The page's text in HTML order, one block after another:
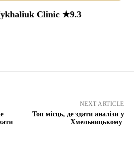
Clinic ★9.3
NEXT ARTICLE
Топ місць, де здати аналізи у
Хмельницькому